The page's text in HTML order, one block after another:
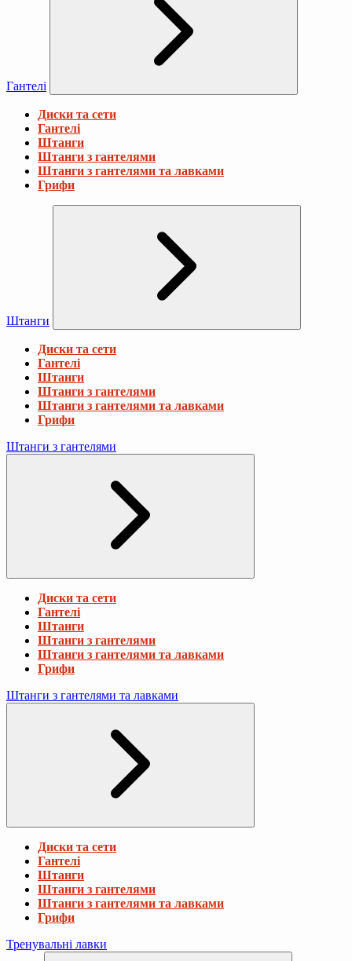
Гантелі
Диски та сети
Гантелі
Штанги
Штанги з гантелями
Штанги з гантелями та лавками
Грифи
Штанги
Диски та сети
Гантелі
Штанги
Штанги з гантелями
Штанги з гантелями та лавками
Грифи
Штанги з гантелями
Диски та сети
Гантелі
Штанги
Штанги з гантелями
Штанги з гантелями та лавками
Грифи
Штанги з гантелями та лавками
Диски та сети
Гантелі
Штанги
Штанги з гантелями
Штанги з гантелями та лавками
Грифи
Тренувальні лавки